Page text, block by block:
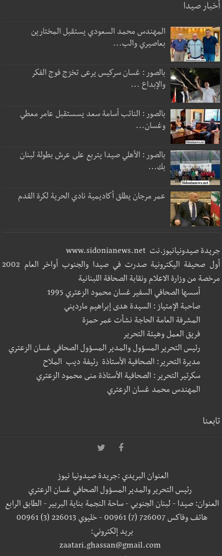
أخبار صيدا
المهندس محمد السعودي يستقبل المختارين
بعاصيري والب...
بالصور : غسان سركيس يرعى تخرّج فوج الفكر
والإبداع ...
بالصور : النائب أسامة سعد يسستقبل عامر معطي
وغسان...
بالصور : الأهلي صيدا يتربع على عرش بطولة لبنان
بك...
عمر مرجان يطلق أكاديمية نادي الحرية لكرة القدم
جريدة صيدونيانيوز.نت www.sidonianews.net
أول صحيفة اليكترونية صدرت في صيدا والجنوب أواخر العام 2002
مرخصة من وزارة الاعلام ونقابة الصحافة اللبنانية
أسسها الصحافي السفير غسان محمود الزعتري 1995
صاحبة الإمتياز : السيدة هدى إبراهيم مارديني
المشرفة العامة الحاجة نشأت عمر حمزة
فريق العمل وهيئة التحرير
رئيس التحرير المسؤول والمدير المسؤول الصحافي غسان الزعتري
مديرة التحرير: الصحافية الأستاذة رئيفة ديب الملاح
سكرتير التحرير : الصحافية الأستاذة منى محمود الزعتري
المهندس محمد غسان الزعتري
تابعنا
العنوان البريدي :جريدة صيدونيا نيوز
رئيس التحرير والمدير المسؤول الصحافي غسان الزعتري
العنوان: صيدا - لبنان الجنوبي - ساحة النجمة بناية البربير - الطابق الرابع
هاتف وفاكس 726007 (7) 00961 - خليوي 226013 (3) 00961
بريد إلكتروني:
zaatari.ghassan@gmail.com